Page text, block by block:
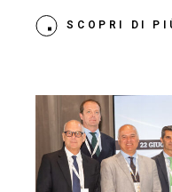
SCOPRI DI